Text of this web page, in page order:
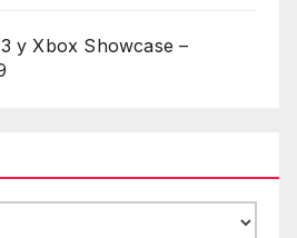
y Xbox Showcase –